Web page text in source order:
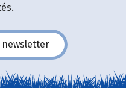
newsletter